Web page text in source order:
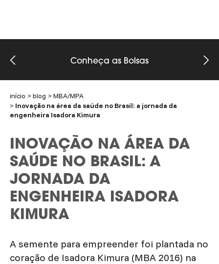
Conheça as Bolsas
início blog
MBA/MPA
Inovação na área da saúde no Brasil: a jornada da
engenheira Isadora Kimura
INOVAÇÃO NA ÁREA DA
SAÚDE NO BRASIL: A
JORNADA DA
ENGENHEIRA ISADORA
KIMURA
A semente para empreender foi plantada no
coração de Isadora Kimura (MBA 2016) na